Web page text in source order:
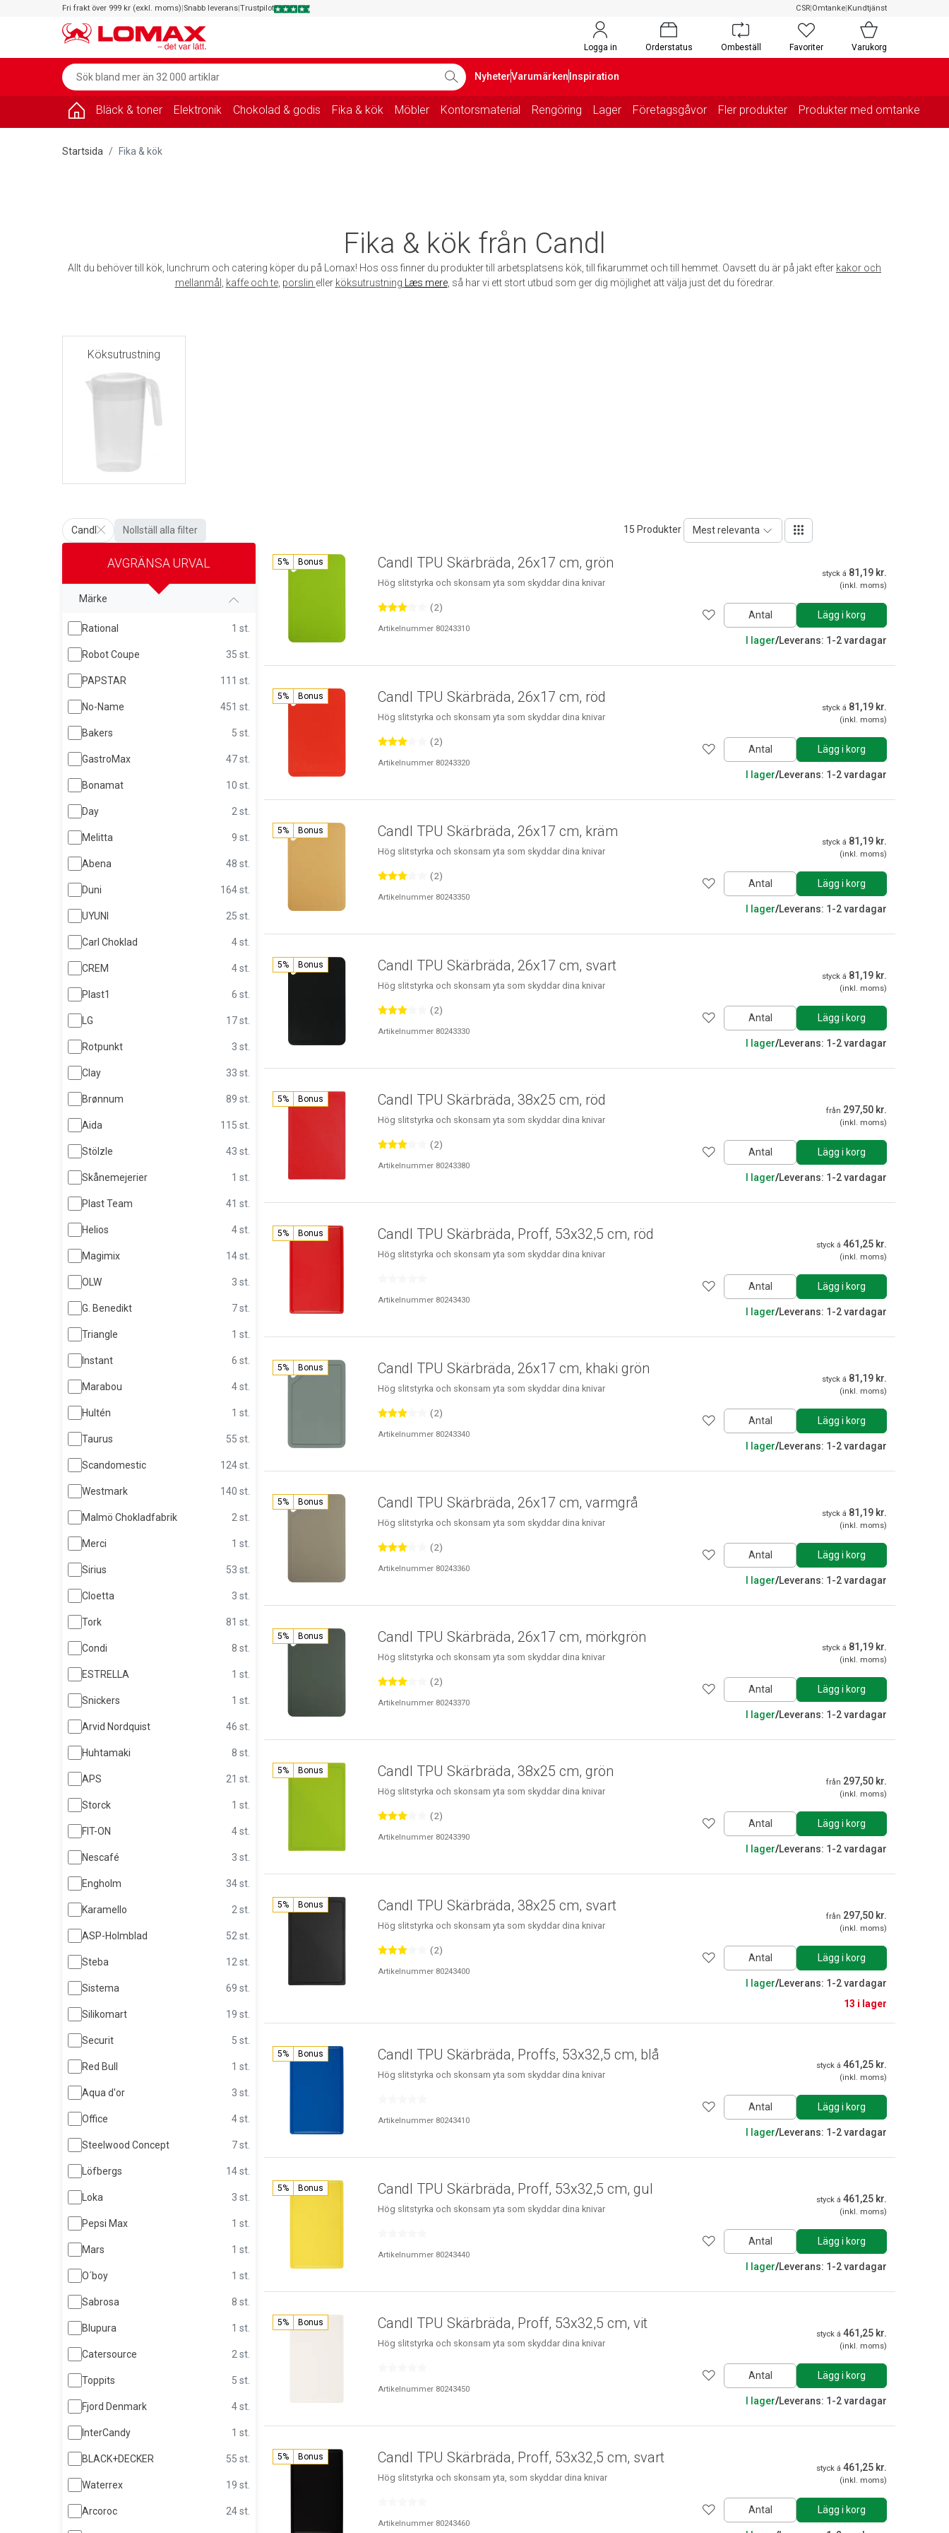
Fri frakt över 999 kr (exkl. moms)|Snabb leverans|Trustpilot CSR|Omtanke|Kundtjänst
Logga in Orderstatus Ombeställ Favoriter Varukorg
NyheterVarumärken Inspiration
Bläck & toner Elektronik Chokolad & godis Fika & kök Möbler Kontorsmaterial Rengöring Lager Företagsgåvor Fler produkter Produkter med omtanke
Startsida Fika & kök
Fika & kök från Candl
Allt du behöver till kök, lunchrum och catering köper du på Lomax! Hos oss finner du produkter till arbetsplatsens kök, till fikarummet och till hemmet. Oavsett du är på jakt efter kakor och
mellanmål
kaffe och te, porslin eller köksutrustning Læs mere, så har vi ett stort utbud som ger dig möjlighet att välja just det du föredrar.
Köksutrustning
Candl Nollställ alla filter 15 Produkter Mest relevanta
AVGRÄNSA URVAL
Märke
Rational 1 st.
Robot Coupe 35 st.
PAPSTAR 111 st.
No-Name 451 st.
Bakers 5 st.
GastroMax 47 st.
Bonamat 10 st.
Day 2 st.
Melitta 9 st.
Abena 48 st.
Duni 164 st.
UYUNI 25 st.
Carl Choklad 4 st.
CREM 4 st.
Plast1 6 st.
LG 17 st.
Rotpunkt 3 st.
Clay 33 st.
Brønnum 89 st.
Aida 115 st.
Stölzle 43 st.
Skånemejerier 1 st.
Plast Team 41 st.
Helios 4 st.
Magimix 14 st.
OLW 3 st.
G. Benedikt 7 st.
Triangle 1 st.
Instant 6 st.
Marabou 4 st.
Hultén 1 st.
Taurus 55 st.
Scandomestic 124 st.
Westmark 140 st.
Malmö Chokladfabrik 2 st.
Merci 1 st.
Sirius 53 st.
Cloetta 3 st.
Tork 81 st.
Condi 8 st.
ESTRELLA 1 st.
Snickers 1 st.
Arvid Nordquist 46 st.
Huhtamaki 8 st.
APS 21 st.
Storck 1 st.
FIT-ON 4 st.
Nescafé 3 st.
Engholm 34 st.
Karamello 2 st.
ASP-Holmblad 52 st.
Steba 12 st.
Sistema 69 st.
Silikomart 19 st.
Securit 5 st.
Red Bull 1 st.
Aqua d'or 3 st.
Office 4 st.
Steelwood Concept 7 st.
Löfbergs 14 st.
Loka 3 st.
Pepsi Max 1 st.
Mars 1 st.
O´boy 1 st.
Sabrosa 8 st.
Blupura 1 st.
Catersource 2 st.
Toppits 5 st.
Fjord Denmark 4 st.
InterCandy 1 st.
BLACK+DECKER 55 st.
Waterrex 19 st.
Arcoroc 24 st.
5% Bonus Candl TPU Skärbräda, 26x17 cm, grön
Hög slitstyrka och skonsam yta som skyddar dina knivar
(2)
Artikelnummer 80243310
styck á 81,19 kr.
(inkl. moms)
Antal Lägg i korg
I lager/Leverans: 1-2 vardagar
5% Bonus Candl TPU Skärbräda, 26x17 cm, röd
Hög slitstyrka och skonsam yta som skyddar dina knivar
(2)
Artikelnummer 80243320
styck á 81,19 kr.
(inkl. moms)
Antal Lägg i korg
I lager/Leverans: 1-2 vardagar
5% Bonus Candl TPU Skärbräda, 26x17 cm, kräm
Hög slitstyrka och skonsam yta som skyddar dina knivar
(2)
Artikelnummer 80243350
styck á 81,19 kr.
(inkl. moms)
Antal Lägg i korg
I lager/Leverans: 1-2 vardagar
5% Bonus Candl TPU Skärbräda, 26x17 cm, svart
Hög slitstyrka och skonsam yta som skyddar dina knivar
(2)
Artikelnummer 80243330
styck á 81,19 kr.
(inkl. moms)
Antal Lägg i korg
I lager/Leverans: 1-2 vardagar
5% Bonus Candl TPU Skärbräda, 38x25 cm, röd
Hög slitstyrka och skonsam yta som skyddar dina knivar
(2)
Artikelnummer 80243380
från 297,50 kr.
(inkl. moms)
Antal Lägg i korg
I lager/Leverans: 1-2 vardagar
5% Bonus Candl TPU Skärbräda, Proff, 53x32,5 cm, röd
Hög slitstyrka och skonsam yta som skyddar dina knivar
Artikelnummer 80243430
styck á 461,25 kr.
(inkl. moms)
Antal Lägg i korg
I lager/Leverans: 1-2 vardagar
5% Bonus Candl TPU Skärbräda, 26x17 cm, khaki grön
Hög slitstyrka och skonsam yta som skyddar dina knivar
(2)
Artikelnummer 80243340
styck á 81,19 kr.
(inkl. moms)
Antal Lägg i korg
I lager/Leverans: 1-2 vardagar
5% Bonus Candl TPU Skärbräda, 26x17 cm, varmgrå
Hög slitstyrka och skonsam yta som skyddar dina knivar
(2)
Artikelnummer 80243360
styck á 81,19 kr.
(inkl. moms)
Antal Lägg i korg
I lager/Leverans: 1-2 vardagar
5% Bonus Candl TPU Skärbräda, 26x17 cm, mörkgrön
Hög slitstyrka och skonsam yta som skyddar dina knivar
(2)
Artikelnummer 80243370
styck á 81,19 kr.
(inkl. moms)
Antal Lägg i korg
I lager/Leverans: 1-2 vardagar
5% Bonus Candl TPU Skärbräda, 38x25 cm, grön
Hög slitstyrka och skonsam yta som skyddar dina knivar
(2)
Artikelnummer 80243390
från 297,50 kr.
(inkl. moms)
Antal Lägg i korg
I lager/Leverans: 1-2 vardagar
5% Bonus Candl TPU Skärbräda, 38x25 cm, svart
Hög slitstyrka och skonsam yta som skyddar dina knivar
(2)
Artikelnummer 80243400
från 297,50 kr.
(inkl. moms)
Antal Lägg i korg
I lager/Leverans: 1-2 vardagar
13 i lager
5% Bonus Candl TPU Skärbräda, Proffs, 53x32,5 cm, blå
Hög slitstyrka och skonsam yta som skyddar dina knivar
Artikelnummer 80243410
styck á 461,25 kr.
(inkl. moms)
Antal Lägg i korg
I lager/Leverans: 1-2 vardagar
5% Bonus Candl TPU Skärbräda, Proff, 53x32,5 cm, gul
Hög slitstyrka och skonsam yta som skyddar dina knivar
Artikelnummer 80243440
styck á 461,25 kr.
(inkl. moms)
Antal Lägg i korg
I lager/Leverans: 1-2 vardagar
5% Bonus Candl TPU Skärbräda, Proff, 53x32,5 cm, vit
Hög slitstyrka och skonsam yta som skyddar dina knivar
Artikelnummer 80243450
styck á 461,25 kr.
(inkl. moms)
Antal Lägg i korg
I lager/Leverans: 1-2 vardagar
5% Bonus Candl TPU Skärbräda, Proff, 53x32,5 cm, svart
Hög slitstyrka och skonsam yta, som skyddar dina knivar
Artikelnummer 80243460
styck á 461,25 kr.
(inkl. moms)
Antal Lägg i korg